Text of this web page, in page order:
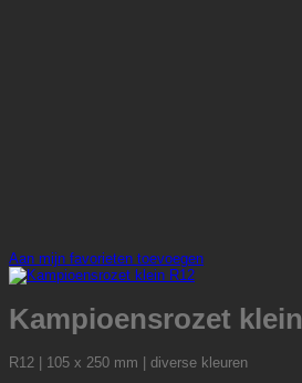
Aan mijn favorieten toevoegen
Kampioensrozet klein
R12 | 105 x 250 mm | diverse kleuren